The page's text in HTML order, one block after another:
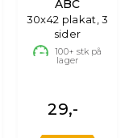
ABC
30x42 plakat, 3
sider
100+ stk på
lager
29,-